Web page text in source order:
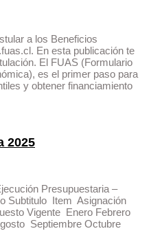
a los Beneficios
En esta publicación te
El FUAS (Formulario
es el primer paso para
y obtener financiamiento
2025
Presupuestaria –
Asignación
Vigente Enero Febrero
Septiembre Octubre